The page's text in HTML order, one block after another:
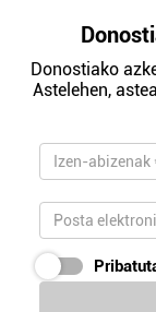
Donostiako
Astelehen,